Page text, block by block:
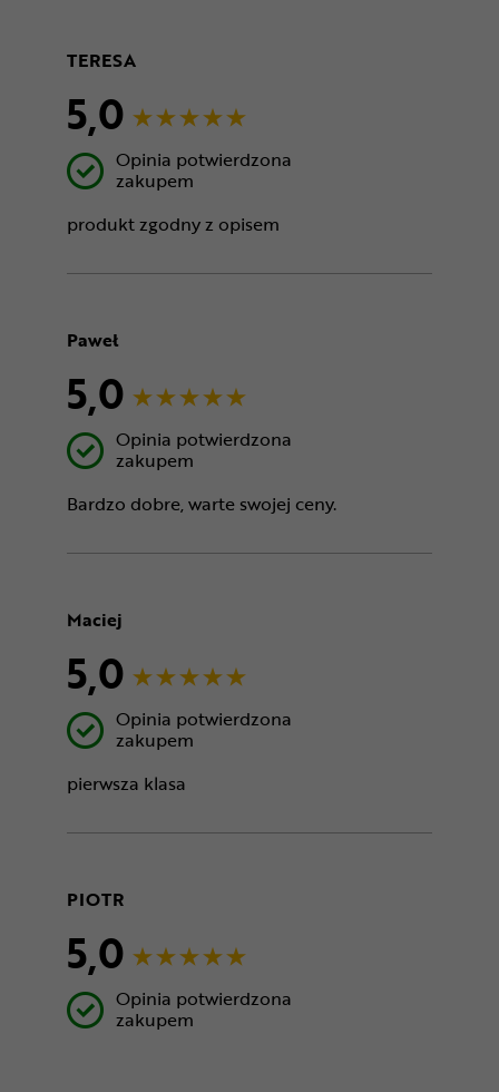
TERESA
5,0
Opinia potwierdzona
zakupem
produkt zgodny z opisem
Paweł
5,0
Opinia potwierdzona
zakupem
Bardzo dobre, warte swojej ceny.
Maciej
5,0
Opinia potwierdzona
zakupem
pierwsza klasa
PIOTR
5,0
Opinia potwierdzona
zakupem